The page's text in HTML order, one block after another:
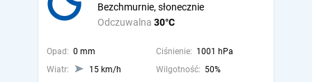
Odczuwalna 30°C
Bezchmurnie, słonecznie
Opad: 0 mm Ciśnienie: 1001 hPa
Wiatr:
15 km/h Wilgotność: 50%